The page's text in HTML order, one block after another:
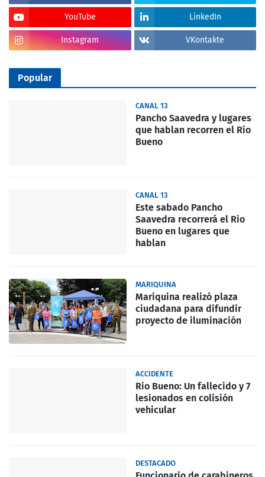
YouTube LinkedIn
Instagram VKontakte
Popular
CANAL 13
Pancho Saavedra y lugares
que hablan recorren el Río
Bueno
CANAL 13
Este sabado Pancho
Saavedra recorrerá el Rio
Bueno en lugares que
hablan
MARIQUINA
Mariquina realizó plaza
ciudadana para difundir
proyecto de iluminación
ACCIDENTE
Rio Bueno: Un fallecido y 7
lesionados en colisión
vehicular
DESTACADO